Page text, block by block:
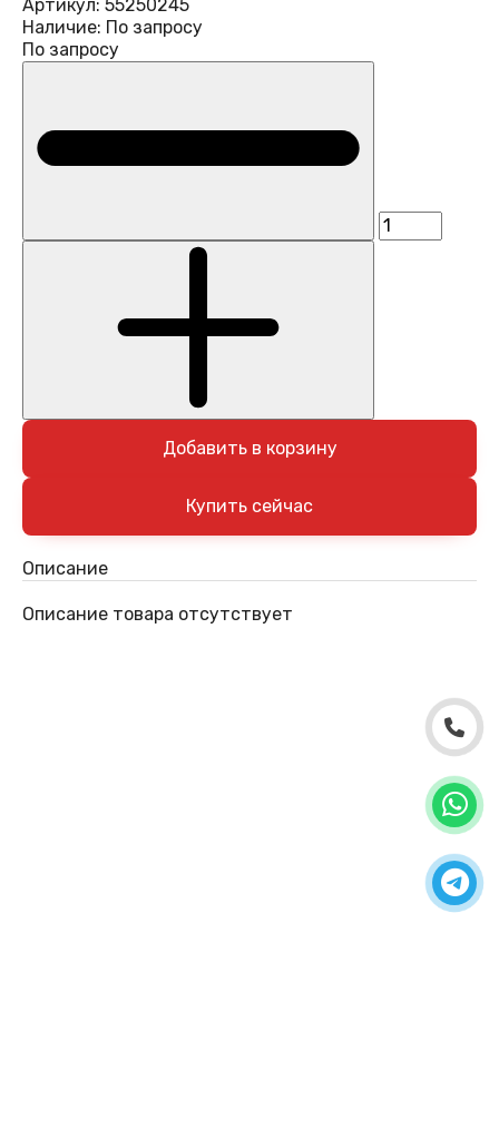
Артикул: 55250245
Наличие: По запросу
По запросу
Добавить в корзину
Описание
Описание товара отсутствует